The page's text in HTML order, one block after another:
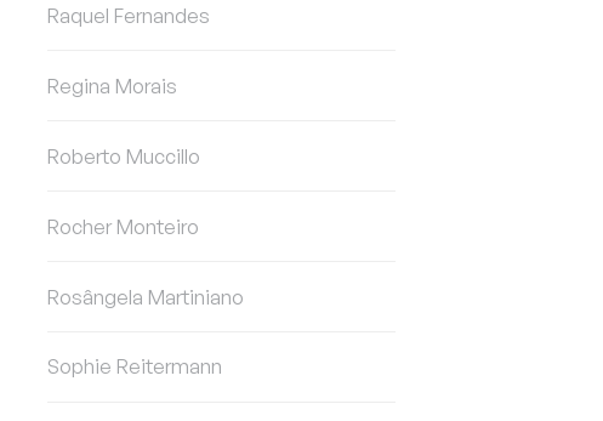
Raquel Fernandes
Regina Morais
Roberto Muccillo
Rocher Monteiro
Rosângela Martiniano
Sophie Reitermann